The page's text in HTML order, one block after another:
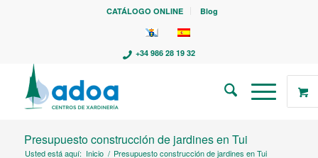
CATÁLOGO ONLINE Blog
+34 986 28 19 32
Presupuesto construcción de jardines en Tui
Usted está aquí: Inicio / Presupuesto construcción de jardines en Tui